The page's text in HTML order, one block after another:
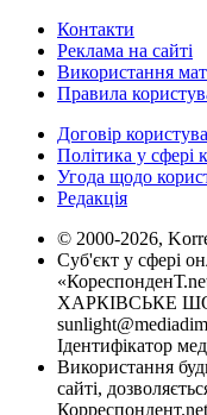
Контакти
Реклама на сайті
Використання
Правила
Договір
Політика у сфері
Угода щодо
Редакція
© 2000-2026,
Суб'єкт у сфері
ХАРКІВСЬКЕ
Ідентифікатор
Використання
сайті,